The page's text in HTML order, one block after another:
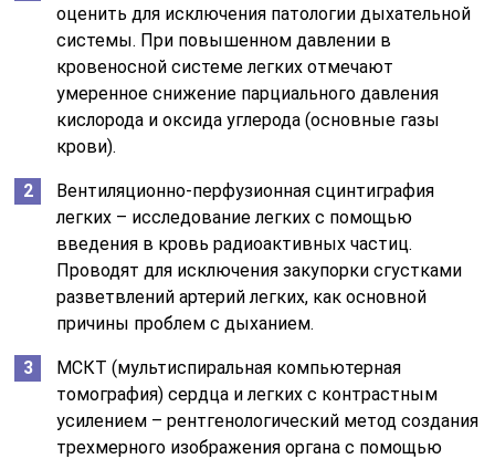
оценить для исключения патологии дыхательной
системы. При повышенном давлении в
кровеносной системе легких отмечают
умеренное снижение парциального давления
кислорода и оксида углерода (основные газы
крови).
Вентиляционно-перфузионная сцинтиграфия
легких – исследование легких с помощью
введения в кровь радиоактивных частиц.
Проводят для исключения закупорки сгустками
разветвлений артерий легких, как основной
причины проблем с дыханием.
МСКТ (мультиспиральная компьютерная
томография) сердца и легких с контрастным
усилением – рентгенологический метод создания
трехмерного изображения органа с помощью